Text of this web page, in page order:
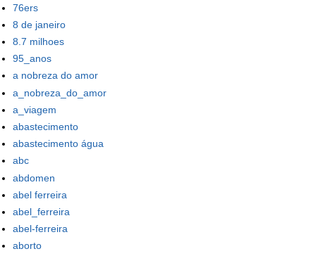
76ers
8 de janeiro
8.7 milhoes
95_anos
a nobreza do amor
a_nobreza_do_amor
a_viagem
abastecimento
abastecimento água
abc
abdomen
abel ferreira
abel_ferreira
abel-ferreira
aborto